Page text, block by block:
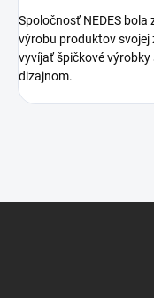
Spoločnosť NEDES bola
výrobu produktov svojej
vyvíjať špičkové
dizajnom.